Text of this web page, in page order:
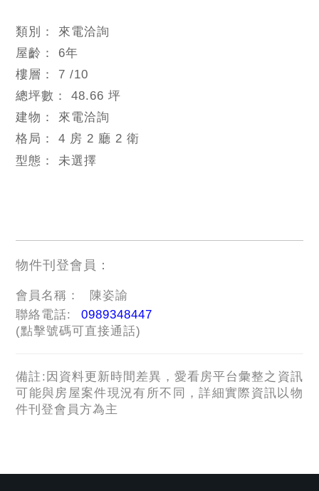
類別： 來電洽詢
屋齡： 6年
樓層： 7 /10
總坪數：48.66 坪
建物： 來電洽詢
格局：4 房 2 廳 2 衛
型態： 未選擇
物件刊登會員：
會員名稱：
陳姿諭
聯絡電話:
0989348447
(點擊號碼可直接通話)
備註:因資料更新時間差異，愛看房平台彙整之資訊
可能與房屋案件現況有所不同，詳細實際資訊以物
件刊登會員方為主